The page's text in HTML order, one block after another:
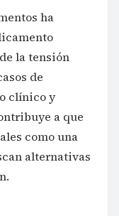
ha
la tensión
de
clínico y
a que
como una
alternativas